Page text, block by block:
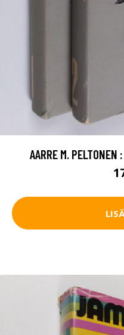
AARRE M.